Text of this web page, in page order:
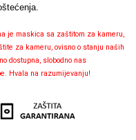
je maskica sa zaštitom za kameru,
za kameru, ovisno o stanju naših
dostupna, slobodno nas
Hvala na razumijevanju!